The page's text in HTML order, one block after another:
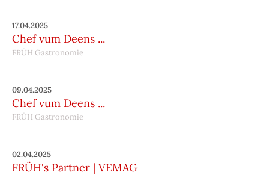
17.04.2025
Chef vum Deens ...
FRÜH Gastronomie
09.04.2025
Chef vum Deens ...
FRÜH Gastronomie
02.04.2025
FRÜH's Partner | VEMAG